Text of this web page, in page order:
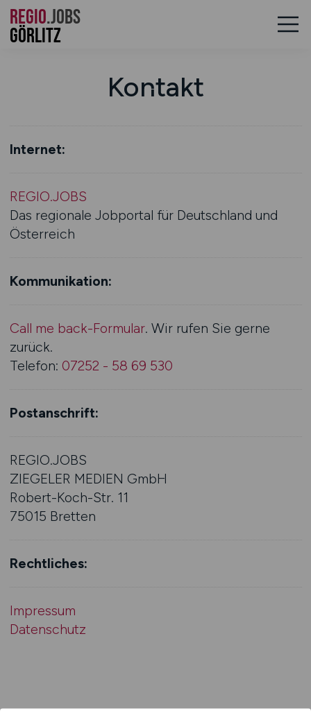
REGIO.JOBS
Görlitz
Kontakt
Internet:
REGIO.JOBS
Das regionale Jobportal für Deutschland und
Österreich
Kommunikation:
Call me back-Formular. Wir rufen Sie gerne
zurück.
Telefon: 07252 - 58 69 530
Postanschrift:
REGIO.JOBS
ZIEGELER MEDIEN GmbH
Robert-Koch-Str. 11
75015 Bretten
Rechtliches:
Impressum
Datenschutz